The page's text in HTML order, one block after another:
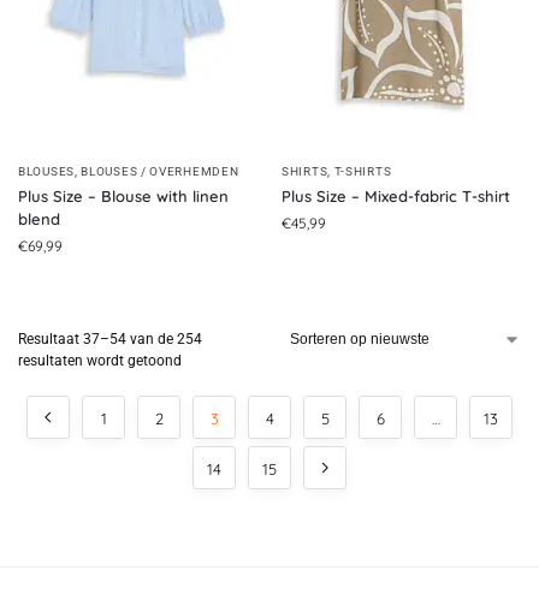
BLOUSES,BLOUSES / OVERHEMDEN
Plus Size – Blouse with linen
blend
€69,99
SHIRTS, T-SHIRTS
Plus Size – Mixed-fabric T-shirt
€45,99
Resultaat 37–54 van de 254
resultaten wordt getoond
1 2 3 4 5 6 … 13
14 15